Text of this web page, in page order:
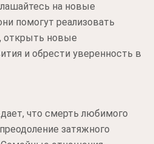
на новые
помогут реализовать
открыть новые
и обрести уверенность в
что смерть любимого
затяжного